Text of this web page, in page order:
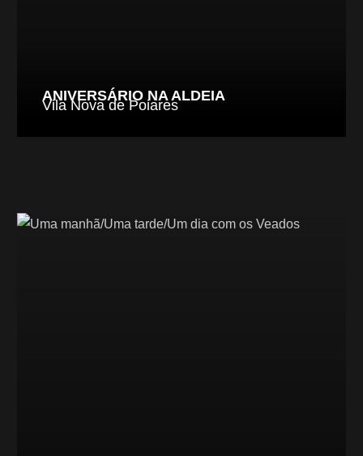
ANIVERSÁRIO NA ALDEIA
Vila Nova de Poiares